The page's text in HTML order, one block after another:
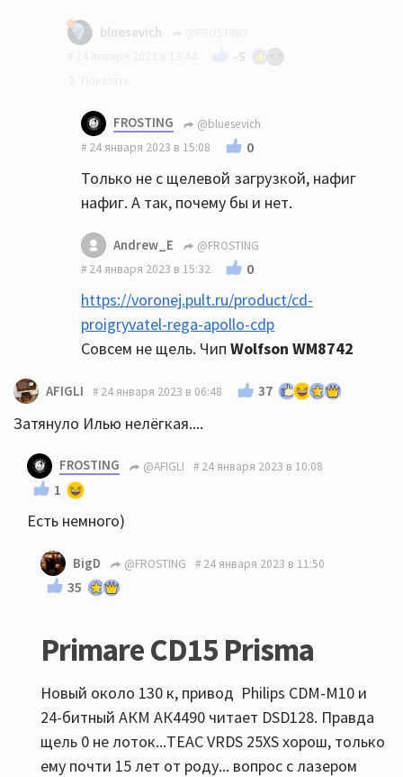
bluesevich
-5
Вот даже странно... В какой-то статье об
ЕСМ было упомянуто, что у них как раз
используются аппараты Примаре для
отслушивания результата.
FROSTING
@bluesevich
24 января 2023 в 15:08
0
Только не с щелевой загрузкой, нафиг
нафиг. А так, почему бы и нет.
Andrew_E
@FROSTING
24 января 2023 в 15:32
0
https://voronej.pult.ru/product/cd-
proigryvatel-rega-apollo-cdp
Совсем не щель. Чип Wolfson WM8742
AFIGLI 24 января 2023 в 06:48 37
Затянуло Илью нелёгкая....
FROSTING @AFIGLI 24 января 2023 в 10:08
1
Есть немного)
BigD @FROSTING 24 января 2023 в 11:50
35
Primare CD15 Prisma
Новый около 130 к, привод Philips CDM-M10 и
24-битный АКМ АК4490 читает DSD128. Правда
щель 0 не лоток...TEAC VRDS 25XS хорош, только
ему почти 15 лет от роду... вопрос с лазером